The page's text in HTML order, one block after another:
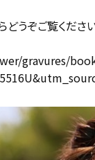
どうぞご覧くださ
gravures/